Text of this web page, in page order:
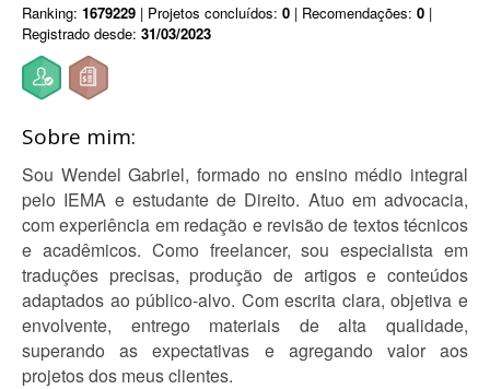
Ranking: 1679229 | Projetos concluídos: 0 | Recomendações: 0 |
Registrado desde: 31/03/2023
Sobre mim:
Sou Wendel Gabriel, formado no ensino médio integral
pelo IEMA e estudante de Direito. Atuo em advocacia,
com experiência em redação e revisão de textos técnicos
e acadêmicos. Como freelancer, sou especialista em
traduções precisas, produção de artigos e conteúdos
adaptados ao público-alvo. Com escrita clara, objetiva e
envolvente, entrego materiais de alta qualidade,
superando as expectativas e agregando valor aos
projetos dos meus clientes.